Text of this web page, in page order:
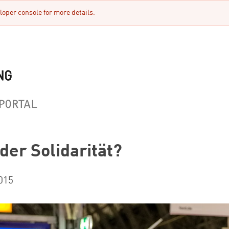
console for more details.
Solidarität?